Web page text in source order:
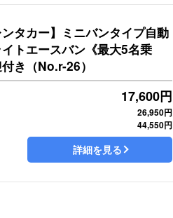
タカー】ミニバンタイプ自動
トエースバン《最大5名乗
き（No.r-26）
17,600円
26,950円
44,550円
詳細を見る